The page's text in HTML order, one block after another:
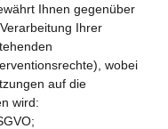
Ihnen gegenüber
Ihrer
wobei
auf die
wird: